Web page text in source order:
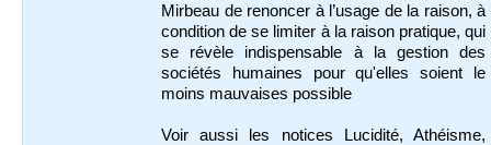
Mirbeau de renoncer à l’usage de la raison, à
condition de se limiter à la raison pratique, qui
se révèle indispensable à la gestion des
sociétés humaines pour qu'elles soient le
moins mauvaises possible
Voir aussi les notices Lucidité, Athéisme,